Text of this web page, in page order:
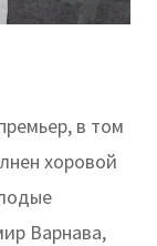
в том
хоровой
Варнава,